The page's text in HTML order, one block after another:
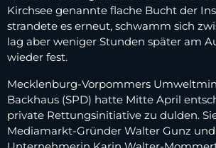
Kirchsee genannte flache Bucht der
strandete es erneut, schwamm sich
lag aber weniger Stunden später am
wieder fest.
Mecklenburg-Vorpommers
Backhaus (SPD) hatte Mitte April
private Rettungsinitiative zu dulden.
Mediamarkt-Gründer Walter Gunz